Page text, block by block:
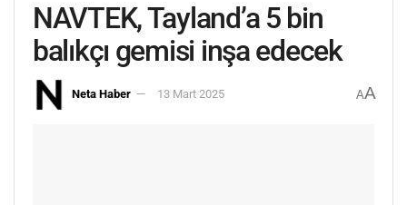
NAVTEK, Tayland’a 5 bin
balıkçı gemisi inşa edecek
Neta Haber 13 Mart 2025 AA